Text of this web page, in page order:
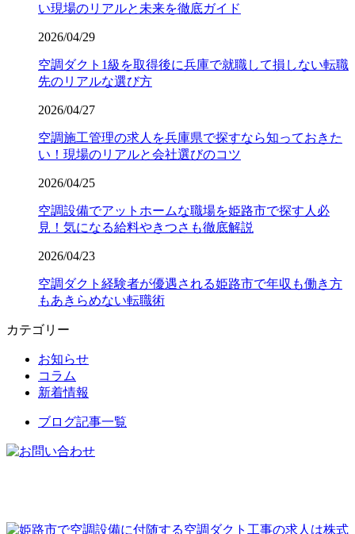
い現場のリアルと未来を徹底ガイド
2026/04/29
空調ダクト1級を取得後に兵庫で就職して損しない転職
先のリアルな選び方
2026/04/27
空調施工管理の求人を兵庫県で探すなら知っておきた
い！現場のリアルと会社選びのコツ
2026/04/25
空調設備でアットホームな職場を姫路市で探す人必
見！気になる給料やきつさも徹底解説
2026/04/23
空調ダクト経験者が優遇される姫路市で年収も働き方
もあきらめない転職術
カテゴリー
お知らせ
コラム
新着情報
ブログ記事一覧